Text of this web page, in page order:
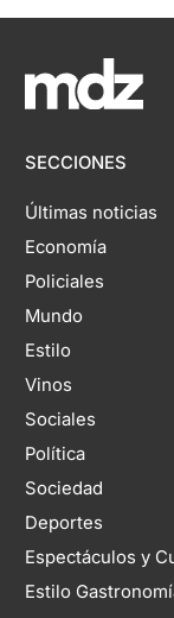
SECCIONES
Últimas noticias
Economía
Policiales
Mundo
Estilo
Vinos
Sociales
Política
Sociedad
Deportes
Espectáculos y
Estilo